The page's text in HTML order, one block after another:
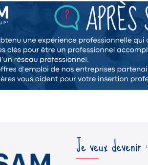
Je veux devenir :